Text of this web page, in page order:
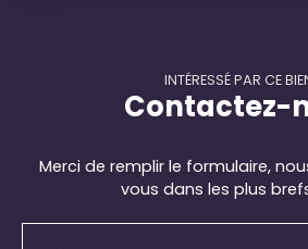
INTÉRESSÉ PAR CE
Contactez-
Merci de remplir le formulaire,
vous dans les plus